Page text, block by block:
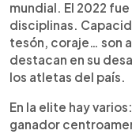
mundial. El 2022
disciplinas.
tesón, coraje… son
destacan en su
los atletas del país.
En la elite hay
ganador